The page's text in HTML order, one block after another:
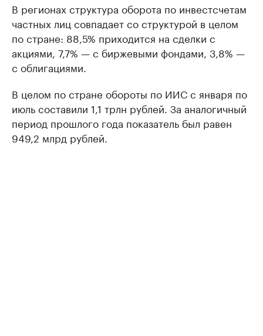
В регионах структура оборота по инвестсчетам
частных лиц совпадает со структурой в целом
по стране: 88,5% приходится на сделки с
акциями, 7,7% — с биржевыми фондами, 3,8% —
с облигациями.
В целом по стране обороты по ИИС с января по
июль составили 1,1 трлн рублей. За аналогичный
период прошлого года показатель был равен
949,2 млрд рублей.